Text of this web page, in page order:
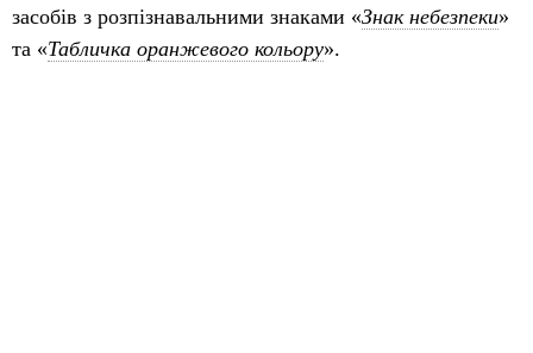
засобів з розпізнавальними знаками «Знак небезпеки»
та «Табличка оранжевого кольору».